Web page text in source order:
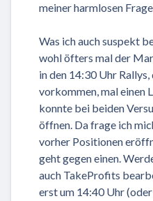
meiner harmlosen
Was ich auch suspekt
wohl öfters mal der
in den 14:30 Uhr
vorkommen, mal einen
konnte bei beiden
öffnen. Da frage ich
vorher Positionen
geht gegen einen.
auch TakeProfits
erst um 14:40 Uhr